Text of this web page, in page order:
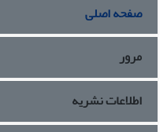
صفحه اصلی
مرور
اطلاعات نشریه